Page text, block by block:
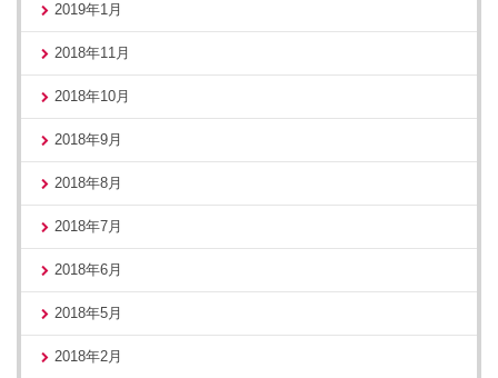
2019年1月
2018年11月
2018年10月
2018年9月
2018年8月
2018年7月
2018年6月
2018年5月
2018年2月